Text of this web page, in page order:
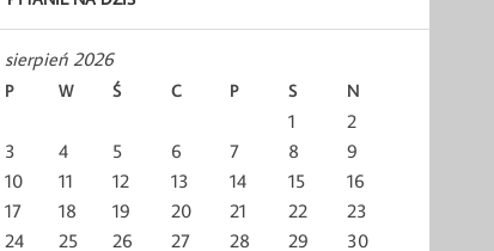
sierpień 2026
P W Ś C P S N
1
2
3
4 5 6 7 8
9
10
11 12 13 14 15
16
17
18 19 20 21 22
23
24
25 26 27 28 29
30